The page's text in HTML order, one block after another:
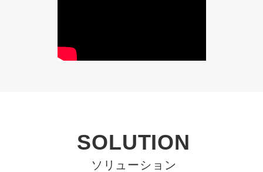
SOLUTION
ソリューション